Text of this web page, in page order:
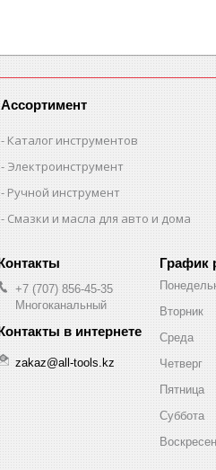
Ассортимент
Каталог инструментов
Электроинструмент
Ручной инструмент
Смазки и масла для авто и дома
+7 (707) 856-45-35
Многоканальный
zakaz@all-tools.kz
График
Вторник
Среда
Четверг
Пятница
Суббота